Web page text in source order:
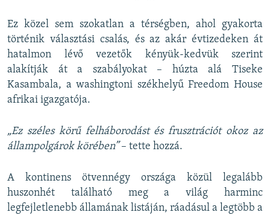
Ez közel sem szokatlan a térségben, ahol gyakorta
történik választási csalás, és az akár évtizedeken át
hatalmon lévő vezetők kényük-kedvük szerint
alakítják át a szabályokat – húzta alá Tiseke
Kasambala, a washingtoni székhelyű Freedom House
afrikai igazgatója.
„Ez széles körű felháborodást és frusztrációt okoz az
állampolgárok körében”– tette hozzá.
A kontinens ötvennégy országa közül legalább
huszonhét található meg a világ harminc
legfejletlenebb államának listáján, ráadásul a legtöbb a